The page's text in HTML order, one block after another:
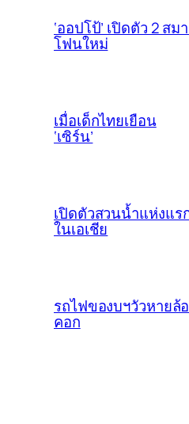
‘ออปโป้’ เปิดตัว 2 สม
โฟนใหม่
เมื่อเด็กไทยเยือน
‘เซิร์น’
เปิดตัวสวนน้ำแห่งแร
ในเอเชีย
รถไฟของบฯวัวหายล้
คอก